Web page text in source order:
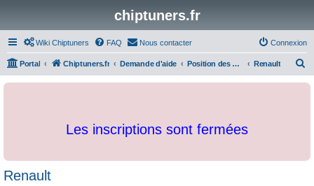
chiptuners.fr
Wiki Chiptuners FAQ Nous contacter Connexion
Portal Chiptuners.fr Demande d'aide Position des cartographies et developpements Renault
c
Les inscriptions sont fermées
Renault